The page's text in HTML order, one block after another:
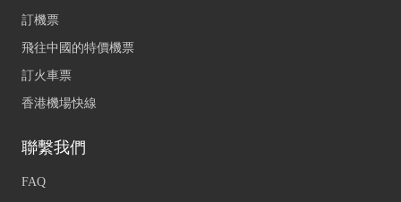
訂機票
飛往中國的特價機票
訂火車票
香港機場快線
聯繫我們
FAQ